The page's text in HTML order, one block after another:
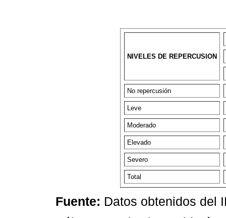
NIVELES DE REPERCUSION
No repercusión
Leve
Moderado
Elevado
Severo
Total
Fuente: Datos obtenidos del